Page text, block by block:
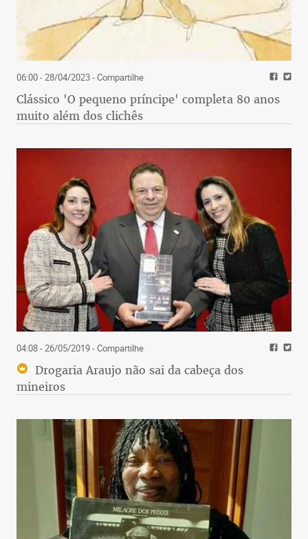
06:00 - 28/04/2023- Compartilhe
Clássico 'O pequeno príncipe' completa 80 anos
muito além dos clichês
04:08 - 26/05/2019- Compartilhe
Drogaria Araujo não sai da cabeça dos
mineiros